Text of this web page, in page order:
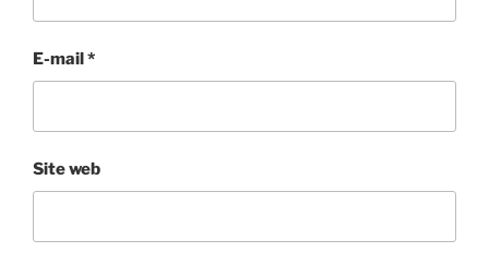
E-mail*
Site web